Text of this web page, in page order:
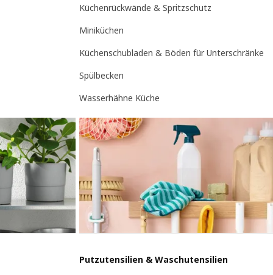
Küchenrückwände & Spritzschutz
Miniküchen
Küchenschubladen & Böden für Unterschränke
Spülbecken
Wasserhähne Küche
Putzutensilien & Waschutensilien